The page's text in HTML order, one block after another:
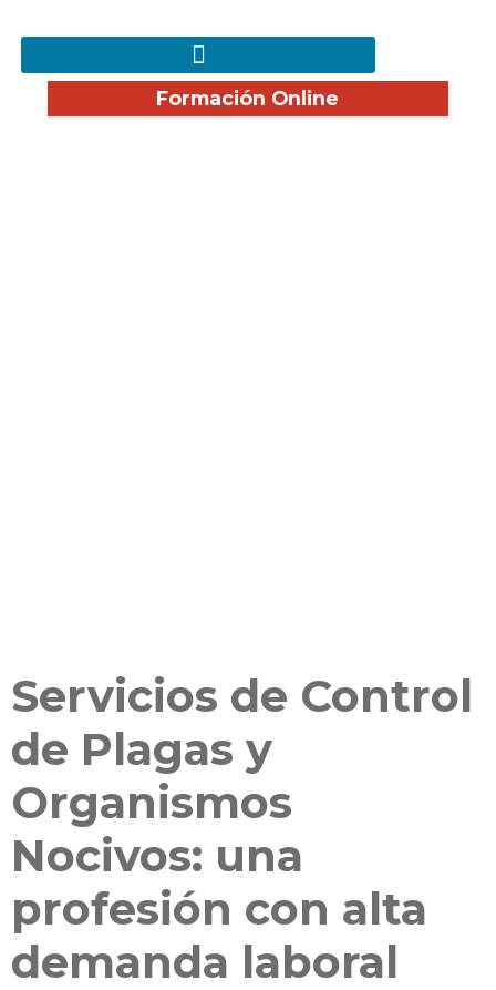
Formación Online
Servicios de Control
de Plagas y
Organismos
Nocivos: una
profesión con alta
demanda laboral